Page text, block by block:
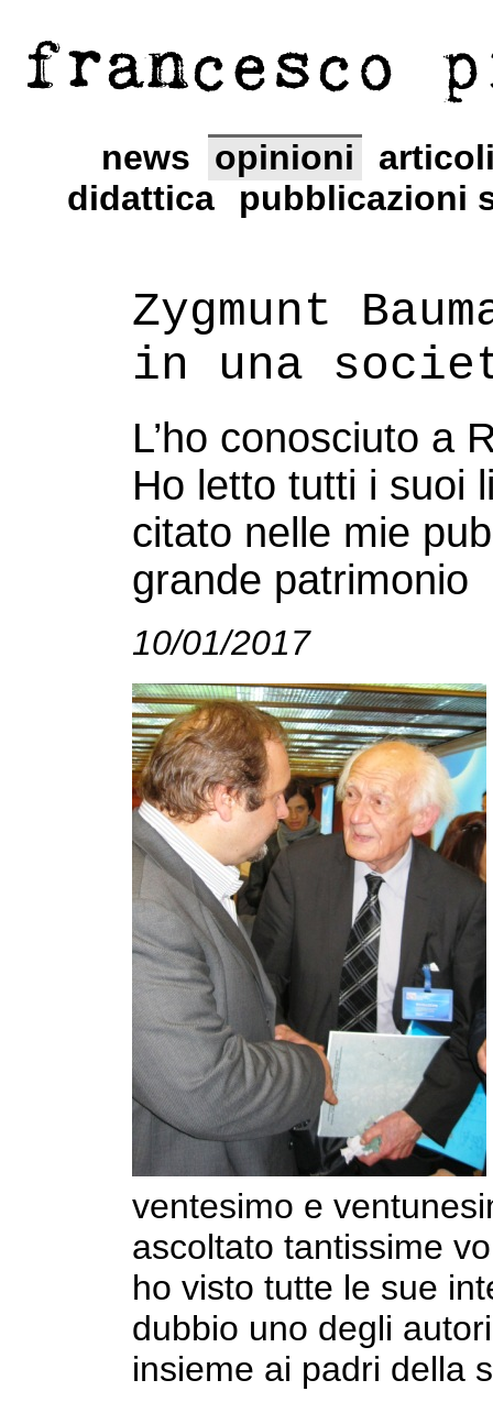
francesco
news opinioni
didattica
pubblicazioni
Zygmunt
in una
L’ho conosciuto a
Ho letto tutti i suoi
citato nelle mie
grande patrimonio
10/01/2017
ventesimo e
ascoltato tantissime
ho visto tutte le sue
dubbio uno degli
insieme ai padri della